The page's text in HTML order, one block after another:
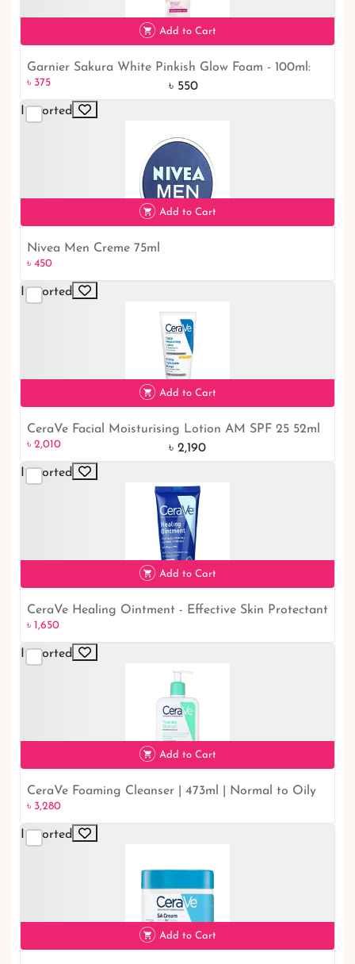
৳ 375 32% off
Add to Cart
Garnier Sakura White Pinkish Glow Foam - 100ml:
Unveil Your Radiant Skin
৳ 375
৳ 550
Imported
৳ 450
Add to Cart
Nivea Men Creme 75ml
৳ 450
Imported
৳ 2,0108% off
Add to Cart
CeraVe Facial Moisturising Lotion AM SPF 25 52ml
৳ 2,010
৳ 2,190
Imported
৳ 1,650
Add to Cart
CeraVe Healing Ointment - Effective Skin Protectant
for Dry, Cracked, and Chafed Skin
৳ 1,650
Imported
৳ 3,280
Add to Cart
CeraVe Foaming Cleanser | 473ml | Normal to Oily
Skin | Effective Cleansing Solution
৳ 3,280
Imported
Add to Cart